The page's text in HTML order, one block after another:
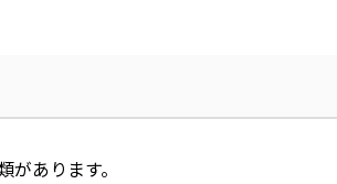
あります。